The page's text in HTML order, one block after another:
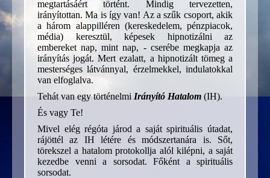
megtartásáért történt. Mindig tervezetten,
irányítottan. Ma is így van! Az a szűk csoport, akik
a három alappilléren (kereskedelem, pénzpiacok,
média) keresztül, képesek hipnotizálni az
embereket nap, mint nap, - cserébe megkapja az
irányítás jogát. Mert ezalatt, a hipnotizált tömeg a
mesterséges látvánnyal, érzelmekkel, indulatokkal
van elfoglalva.
Tehát van egy történelmi Irányító Hatalom (IH).
És vagy Te!
Mivel elég régóta járod a saját spirituális útadat,
rájöttél az IH létére és módszertanára is. Sőt,
törekszel a hatalom protokollja alól kilépni, a saját
kezedbe venni a sorsodat. Főként a spirituális
sorsodat.